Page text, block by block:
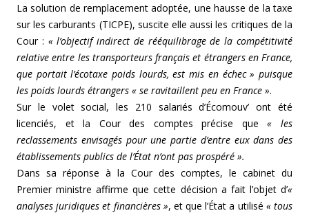
La solution de remplacement adoptée, une hausse de la taxe
sur les carburants (TICPE), suscite elle aussi les critiques de la
Cour : « l’objectif indirect de rééquilibrage de la compétitivité
relative entre les transporteurs français et étrangers en France,
que portait l’écotaxe poids lourds, est mis en échec » puisque
les poids lourds étrangers « se ravitaillent peu en France ».
Sur le volet social, les 210 salariés d’Écomouv’ ont été
licenciés, et la Cour des comptes précise que« les
reclassements envisagés pour une partie d’entre eux dans des
établissements publics de l’État n’ont pas prospéré ».
Dans sa réponse à la Cour des comptes, le cabinet du
Premier ministre affirme que cette décision a fait l’objet d’«
analyses juridiques et financières », et que l’État a utilisé « tous